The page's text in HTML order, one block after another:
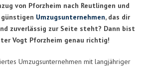
von Pforzheim nach Reutlingen und
Umzugsunternehmen, das dir
zuverlässig zur Seite steht? Dann bist
Vogt Pforzheim genau richtig!
Umzugsunternehmen mit langjähriger